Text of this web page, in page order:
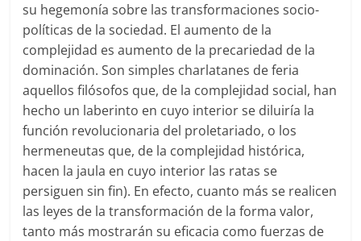
su hegemonía sobre las transformaciones socio-
políticas de la sociedad. El aumento de la
complejidad es aumento de la precariedad de la
dominación. Son simples charlatanes de feria
aquellos filósofos que, de la complejidad social, han
hecho un laberinto en cuyo interior se diluiría la
función revolucionaria del proletariado, o los
hermeneutas que, de la complejidad histórica,
hacen la jaula en cuyo interior las ratas se
persiguen sin fin). En efecto, cuanto más se realicen
las leyes de la transformación de la forma valor,
tanto más mostrarán su eficacia como fuerzas de